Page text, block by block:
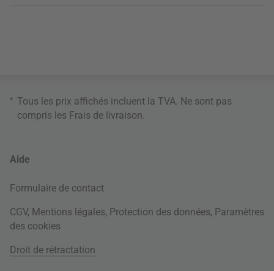
* Tous les prix affichés incluent la TVA. Ne sont pas
compris les Frais de livraison.
Aide
Formulaire de contact
CGV, Mentions légales, Protection des données, Paramètres
des cookies
Droit de rétractation